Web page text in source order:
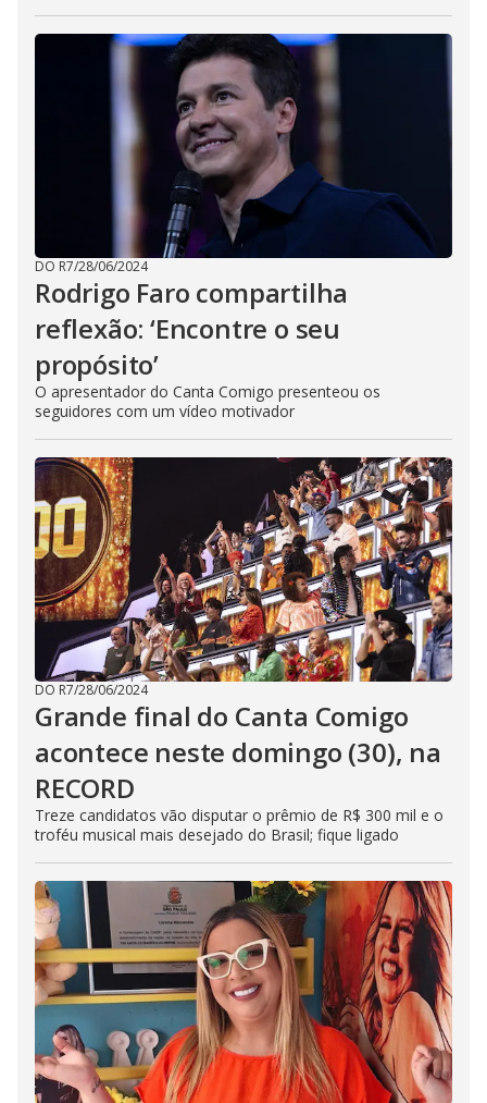
DO R7/28/06/2024
Rodrigo Faro compartilha
reflexão: ‘Encontre o seu
propósito’
O apresentador do Canta Comigo presenteou os
seguidores com um vídeo motivador
DO R7/28/06/2024
Grande final do Canta Comigo
acontece neste domingo (30), na
RECORD
Treze candidatos vão disputar o prêmio de R$ 300 mil e o
troféu musical mais desejado do Brasil; fique ligado